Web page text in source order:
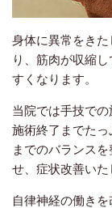
身体に異常をき
り、筋肉が収縮
すくなります。
当院では手技で
施術終了までた
までのバランス
せ、症状改善いた
自律神経の働き